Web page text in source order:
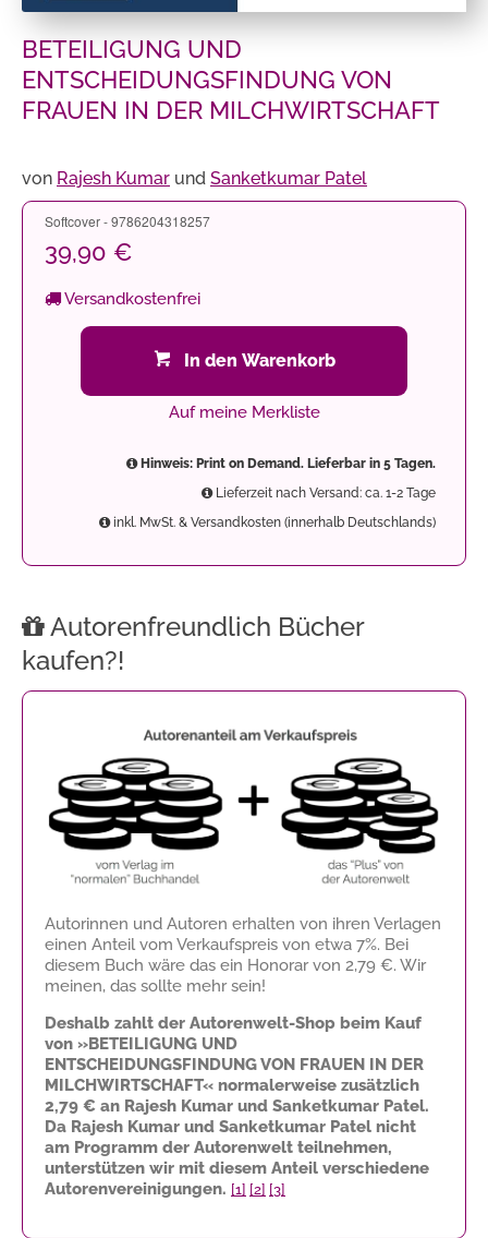
BETEILIGUNG UND
ENTSCHEIDUNGSFINDUNG VON
FRAUEN IN DER MILCHWIRTSCHAFT
von Rajesh Kumar und Sanketkumar Patel
Softcover - 9786204318257
39,90 €
Versandkostenfrei
In den Warenkorb
Auf meine Merkliste
Hinweis: Print on Demand. Lieferbar in 5 Tagen.
Lieferzeit nach Versand: ca. 1-2 Tage
inkl. MwSt. & Versandkosten (innerhalb Deutschlands)
Autorenfreundlich Bücher
kaufen?!
Autorinnen und Autoren erhalten von ihren Verlagen
einen Anteil vom Verkaufspreis von etwa 7%. Bei
diesem Buch wäre das ein Honorar von 2,79 €. Wir
meinen, das sollte mehr sein!
Deshalb zahlt der Autorenwelt-Shop beim Kauf
von »BETEILIGUNG UND
ENTSCHEIDUNGSFINDUNG VON FRAUEN IN DER
MILCHWIRTSCHAFT« normalerweise zusätzlich
2,79 € an Rajesh Kumar und Sanketkumar Patel.
Da Rajesh Kumar und Sanketkumar Patel nicht
am Programm der Autorenwelt teilnehmen,
unterstützen wir mit diesem Anteil verschiedene
Autorenvereinigungen. [1] [2] [3]